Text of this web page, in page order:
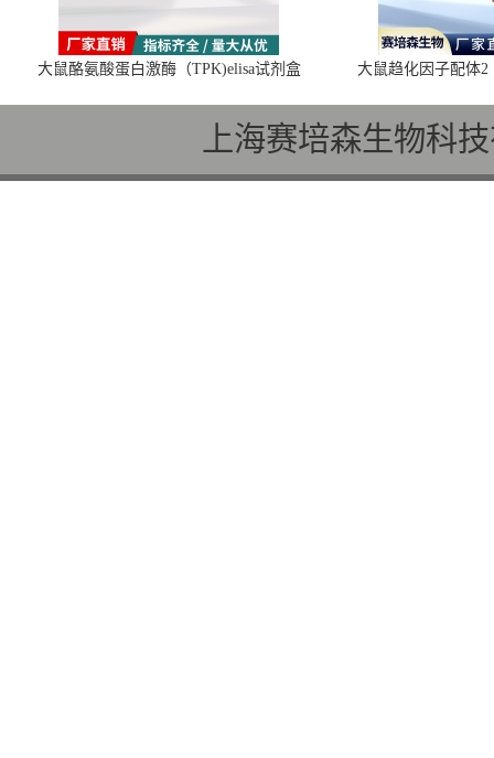
大鼠酪氨酸蛋白激酶（TPK)elisa试剂盒 大鼠趋化因子配体2
上海赛培森生物科